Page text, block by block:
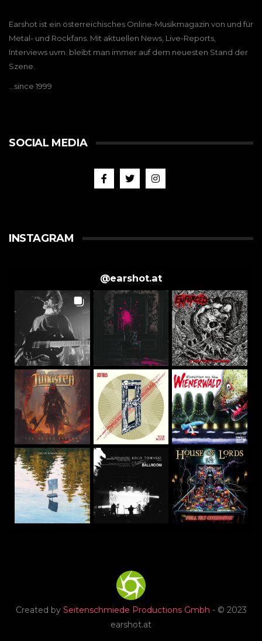
Earshot ist ein österreichisches Online-Musikmagazin von und für
Metal- und Rockfans. Mit aktuellen News, Live-Reports,
Interviews uvm. bleibt man immer auf dem neuesten Stand der
Szene.
…since 1999
SOCIAL MEDIA
INSTAGRAM
@earshot.at
Created by Seitenschmiede Productions Gmbh - © 2023
earshot.at